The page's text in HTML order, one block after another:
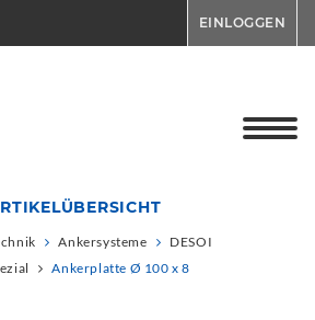
EINLOGGEN
Ankersysteme
DESOI
Ankerplatte Ø 100 x 8